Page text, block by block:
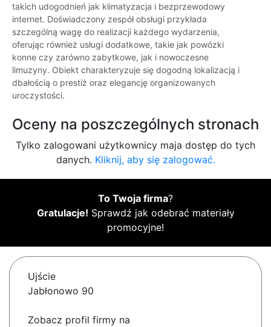
takich udogodnień jak klimatyzacja i bezprzewodowy
internet. Doświadczony zespół obsługi przykłada
szczególną wagę do realizacji każdego wydarzenia,
oferując również usługi dodatkowe, takie jak powózki
konne czy zarówno zabytkowe, jak i nowoczesne
limuzyny. Obiekt charakteryzuje się dogodną lokalizacją i
dbałością o prestiż oraz elegancję organizowanych
uroczystości.
Oceny na poszczególnych stronach
Tylko zalogowani użytkownicy maja dostęp do tych
danych. Kliknij, aby się zalogować.
To Twoja firma?
Gratulacje! Sprawdź jak odebrać materiały
promocyjne!
Ujście
Jabłonowo 90
Zobacz profil firmy na